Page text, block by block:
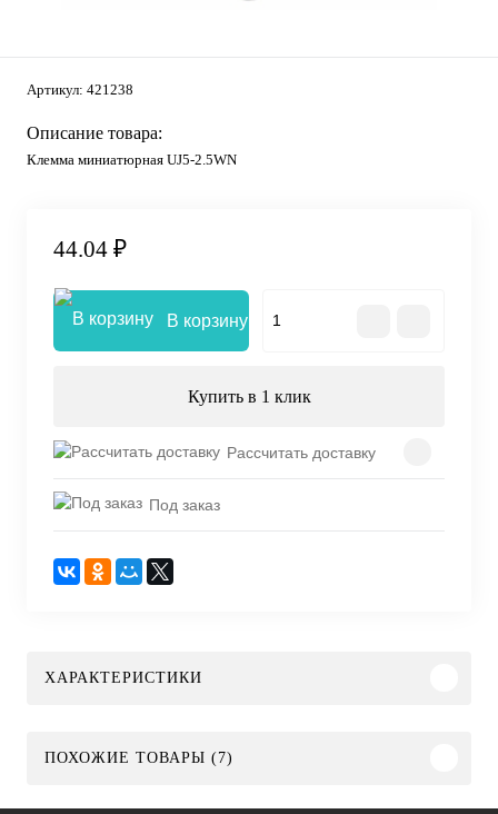
Артикул: 421238
Описание товара:
Клемма миниатюрная UJ5-2.5WN
44.04 ₽
В корзину
Купить в 1 клик
Рассчитать доставку
Под заказ
ХАРАКТЕРИСТИКИ
ПОХОЖИЕ ТОВАРЫ (7)